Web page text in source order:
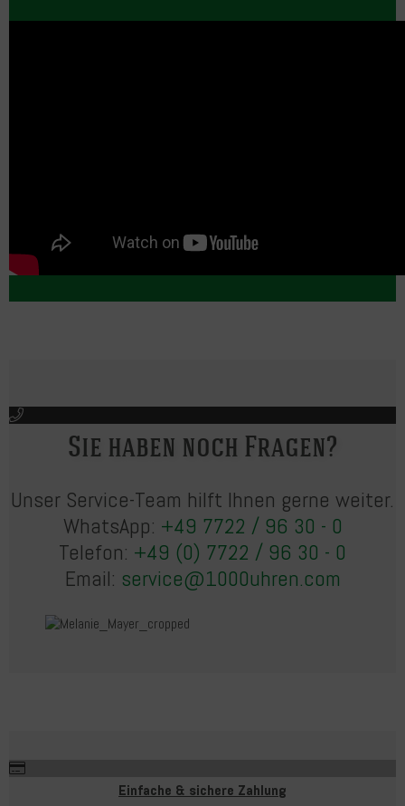
Sie haben noch Fragen?
Unser Service-Team hilft Ihnen gerne weiter.
WhatsApp: +49 7722 / 96 30 - 0
Telefon: +49 (0) 7722 / 96 30 - 0
Email: service@1000uhren.com
Einfache & sichere Zahlung